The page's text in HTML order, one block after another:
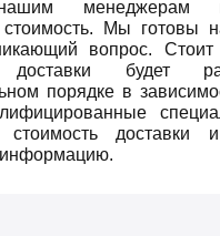
менеджерам
стоимость. Мы готовы
вопрос. Стоит
доставки будет
порядке в
стоимость доставки
информацию.